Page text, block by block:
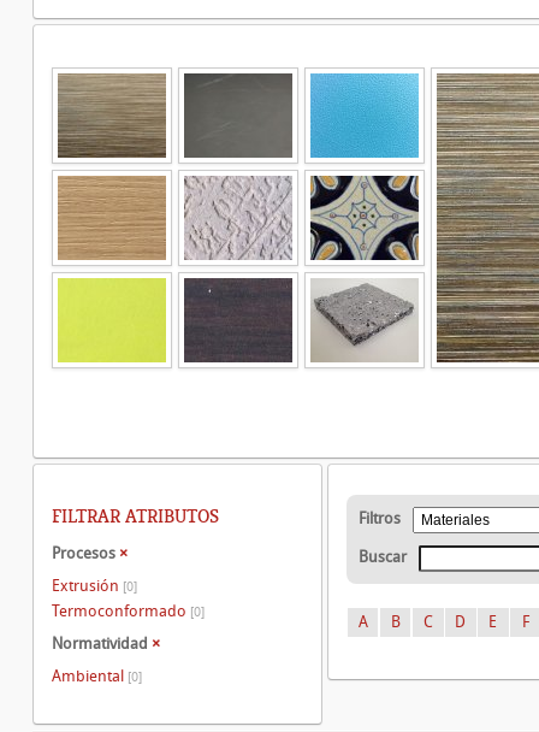
Filtros
Buscar
A B C D E F
FILTRAR ATRIBUTOS
Procesos ×
Extrusión [0]
Termoconformado [0]
Normatividad ×
Ambiental [0]